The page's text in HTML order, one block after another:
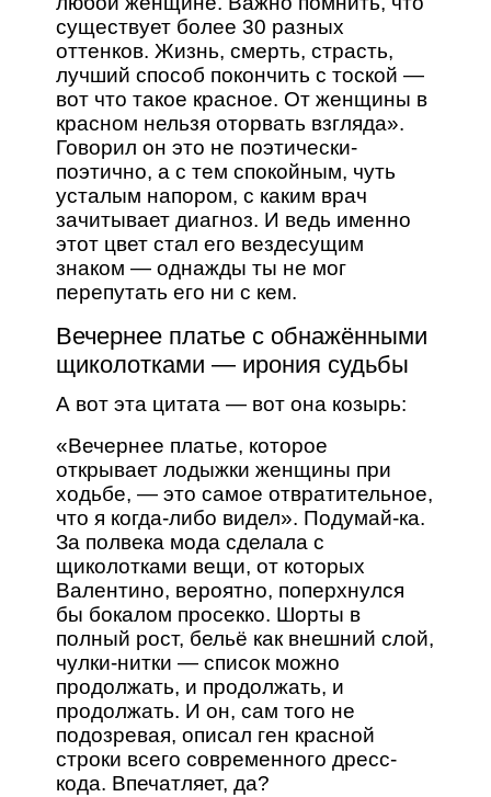
существует более 30 разных
оттенков. Жизнь, смерть, страсть,
лучший способ покончить с тоской —
вот что такое красное. От женщины в
красном нельзя оторвать взгляда».
Говорил он это не поэтически-
поэтично, а с тем спокойным, чуть
усталым напором, с каким врач
зачитывает диагноз. И ведь именно
этот цвет стал его вездесущим
знаком — однажды ты не мог
перепутать его ни с кем.
Вечернее платье с обнажёнными
щиколотками — ирония судьбы
А вот эта цитата — вот она козырь:
«Вечернее платье, которое
открывает лодыжки женщины при
ходьбе, — это самое отвратительное,
что я когда-либо видел». Подумай-ка.
За полвека мода сделала с
щиколотками вещи, от которых
Валентино, вероятно, поперхнулся
бы бокалом просекко. Шорты в
полный рост, бельё как внешний слой,
чулки-нитки — список можно
продолжать, и продолжать, и
продолжать. И он, сам того не
подозревая, описал ген красной
строки всего современного дресс-
кода. Впечатляет, да?